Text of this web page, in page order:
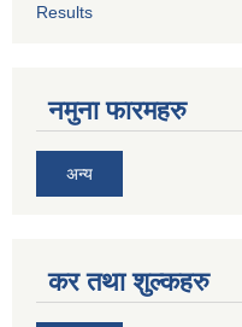
Results
नमुना फारमहरु
अन्य
कर तथा शुल्कहरु